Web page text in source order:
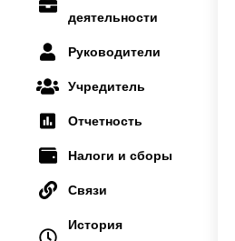
деятельности
Руководители
Учредитель
Отчетность
Налоги и сборы
Связи
История